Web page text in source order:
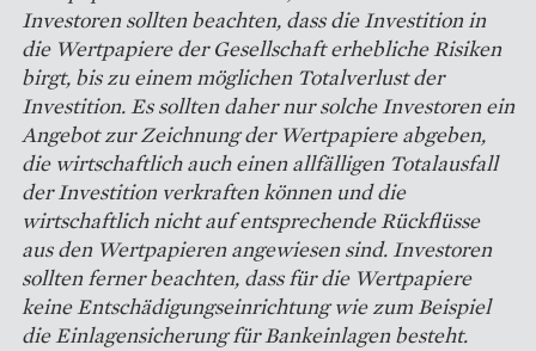
Investoren sollten beachten, dass die Investition in
die Wertpapiere der Gesellschaft erhebliche Risiken
birgt, bis zu einem möglichen Totalverlust der
Investition. Es sollten daher nur solche Investoren ein
Angebot zur Zeichnung der Wertpapiere abgeben,
die wirtschaftlich auch einen allfälligen Totalausfall
der Investition verkraften können und die
wirtschaftlich nicht auf entsprechende Rückflüsse
aus den Wertpapieren angewiesen sind. Investoren
sollten ferner beachten, dass für die Wertpapiere
keine Entschädigungseinrichtung wie zum Beispiel
die Einlagensicherung für Bankeinlagen besteht.